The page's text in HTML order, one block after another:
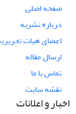
صفحه اصلی
درباره نشریه
اعضای هیات
ارسال مقاله
تماس با ما
نقشه سایت
اخبار و اعلانات